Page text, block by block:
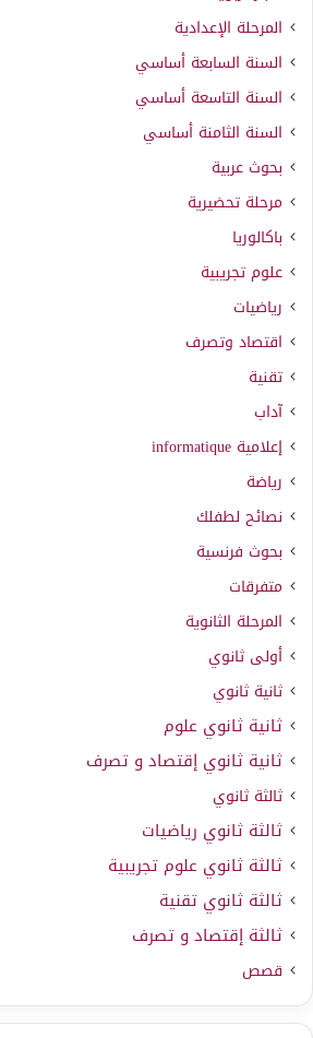
المرحلة الإعدادية
السنة السابعة أساسي
السنة التاسعة أساسي
السنة الثامنة أساسي
بحوث عربية
مرحلة تحضيرية
باكالوريا
علوم تجريبية
رياضيات
اقتصاد وتصرف
تقنية
آداب
إعلامية informatique
رياضة
نصائح لطفلك
بحوث فرنسية
متفرقات
المرحلة الثانوية
أولى ثانوي
ثانية ثانوي
ثانية ثانوي علوم
ثانية ثانوي إقتصاد و تصرف
ثالثة ثانوي
ثالثة ثانوي رياضيات
ثالثة ثانوي علوم تجريبية
ثالثة ثانوي تقنية
ثالثة إقتصاد و تصرف
قصص